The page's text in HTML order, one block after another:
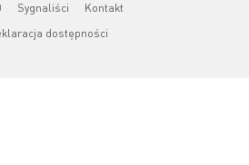
Sygnaliści
Kontakt
dostępności